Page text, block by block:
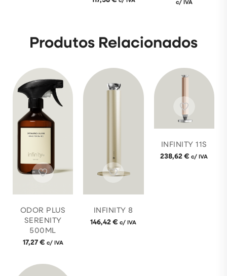
c/ IVA
Produtos Relacionados
ODOR PLUS
SERENITY
500ML
17,27€ c/ IVA
INFINITY 8
146,42€ c/ IVA
INFINITY 11S
238,62€ c/ IVA